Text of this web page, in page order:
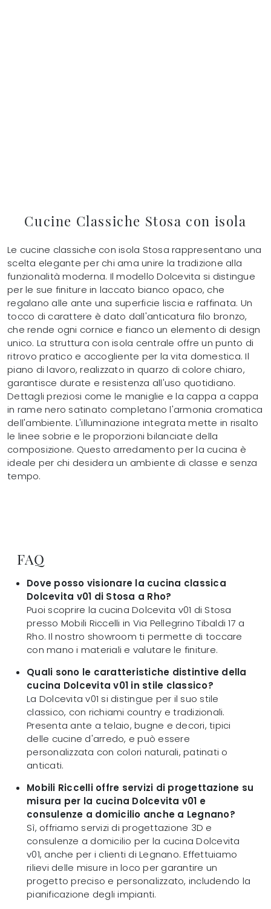
Cucine Classiche Stosa con isola
Le cucine classiche con isola Stosa rappresentano una
scelta elegante per chi ama unire la tradizione alla
funzionalità moderna. Il modello Dolcevita si distingue
per le sue finiture in laccato bianco opaco, che
regalano alle ante una superficie liscia e raffinata. Un
tocco di carattere è dato dall'anticatura filo bronzo,
che rende ogni cornice e fianco un elemento di design
unico. La struttura con isola centrale offre un punto di
ritrovo pratico e accogliente per la vita domestica. Il
piano di lavoro, realizzato in quarzo di colore chiaro,
garantisce durate e resistenza all'uso quotidiano.
Dettagli preziosi come le maniglie e la cappa a cappa
in rame nero satinato completano l'armonia cromatica
dell'ambiente. L'illuminazione integrata mette in risalto
le linee sobrie e le proporzioni bilanciate della
composizione. Questo arredamento per la cucina è
ideale per chi desidera un ambiente di classe e senza
tempo.
FAQ
Dove posso visionare la cucina classica
Dolcevita v01 di Stosa a Rho?
Puoi scoprire la cucina Dolcevita v01 di Stosa
presso Mobili Riccelli in Via Pellegrino Tibaldi 17 a
Rho. Il nostro showroom ti permette di toccare
con mano i materiali e valutare le finiture.
Quali sono le caratteristiche distintive della
cucina Dolcevita v01 in stile classico?
La Dolcevita v01 si distingue per il suo stile
classico, con richiami country e tradizionali.
Presenta ante a telaio, bugne e decori, tipici
delle cucine d'arredo, e può essere
personalizzata con colori naturali, patinati o
anticati.
Mobili Riccelli offre servizi di progettazione su
misura per la cucina Dolcevita v01 e
consulenze a domicilio anche a Legnano?
Sì, offriamo servizi di progettazione 3D e
consulenze a domicilio per la cucina Dolcevita
v01, anche per i clienti di Legnano. Effettuiamo
rilievi delle misure in loco per garantire un
progetto preciso e personalizzato, includendo la
pianificazione degli impianti.